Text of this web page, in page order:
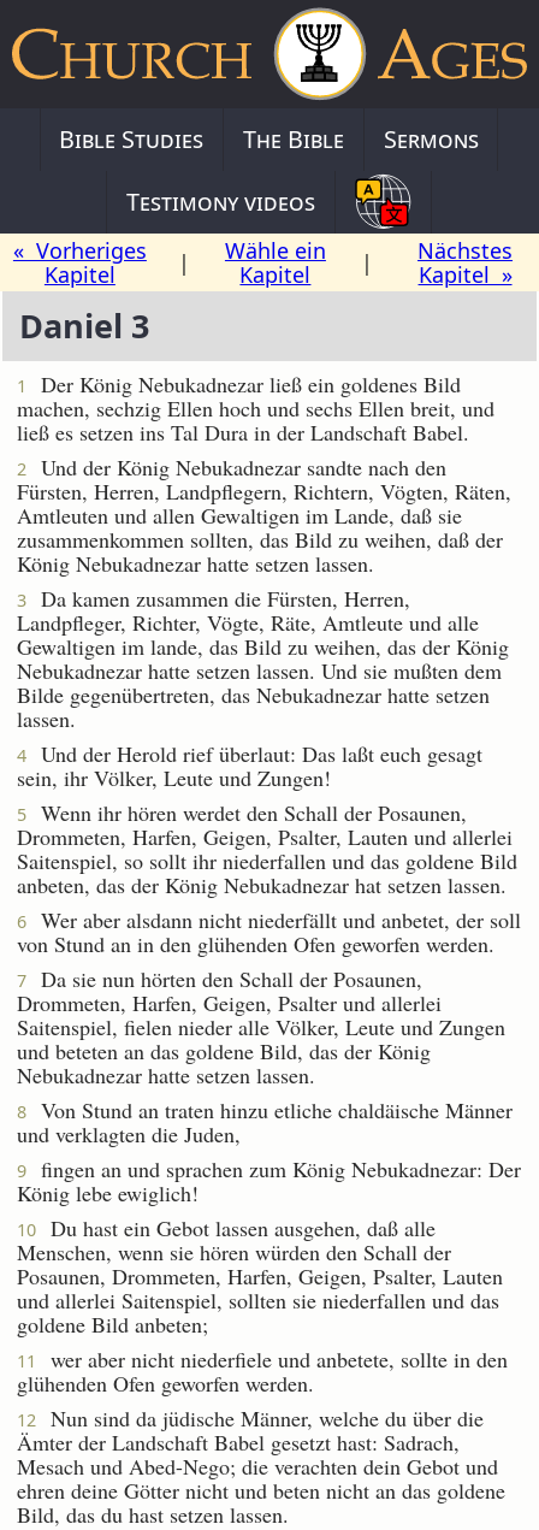
Bible Studies The Bible
Sermons
Testimony videos
« Vorheriges
Kapitel
|
Wähle ein
Kapitel
|
Nächstes
Kapitel »
Daniel 3
1
Der König Nebukadnezar ließ ein goldenes Bild
machen, sechzig Ellen hoch und sechs Ellen breit, und
ließ es setzen ins Tal Dura in der Landschaft Babel.
2
Und der König Nebukadnezar sandte nach den
Fürsten, Herren, Landpflegern, Richtern, Vögten, Räten,
Amtleuten und allen Gewaltigen im Lande, daß sie
zusammenkommen sollten, das Bild zu weihen, daß der
König Nebukadnezar hatte setzen lassen.
3
Da kamen zusammen die Fürsten, Herren,
Landpfleger, Richter, Vögte, Räte, Amtleute und alle
Gewaltigen im lande, das Bild zu weihen, das der König
Nebukadnezar hatte setzen lassen. Und sie mußten dem
Bilde gegenübertreten, das Nebukadnezar hatte setzen
lassen.
4
Und der Herold rief überlaut: Das laßt euch gesagt
sein, ihr Völker, Leute und Zungen!
5
Wenn ihr hören werdet den Schall der Posaunen,
Drommeten, Harfen, Geigen, Psalter, Lauten und allerlei
Saitenspiel, so sollt ihr niederfallen und das goldene Bild
anbeten, das der König Nebukadnezar hat setzen lassen.
6
Wer aber alsdann nicht niederfällt und anbetet, der soll
von Stund an in den glühenden Ofen geworfen werden.
7
Da sie nun hörten den Schall der Posaunen,
Drommeten, Harfen, Geigen, Psalter und allerlei
Saitenspiel, fielen nieder alle Völker, Leute und Zungen
und beteten an das goldene Bild, das der König
Nebukadnezar hatte setzen lassen.
8
Von Stund an traten hinzu etliche chaldäische Männer
und verklagten die Juden,
9
fingen an und sprachen zum König Nebukadnezar: Der
König lebe ewiglich!
10
Du hast ein Gebot lassen ausgehen, daß alle
Menschen, wenn sie hören würden den Schall der
Posaunen, Drommeten, Harfen, Geigen, Psalter, Lauten
und allerlei Saitenspiel, sollten sie niederfallen und das
goldene Bild anbeten;
11
wer aber nicht niederfiele und anbetete, sollte in den
glühenden Ofen geworfen werden.
12
Nun sind da jüdische Männer, welche du über die
Ämter der Landschaft Babel gesetzt hast: Sadrach,
Mesach und Abed-Nego; die verachten dein Gebot und
ehren deine Götter nicht und beten nicht an das goldene
Bild, das du hast setzen lassen.